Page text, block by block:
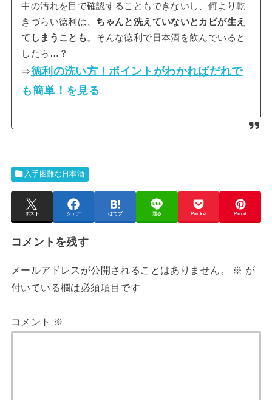
中の汚れを目で確認することもできないし、何より乾
きづらい徳利は、 ちゃんと洗えていないとカビが生え
てしまうことも。そんな徳利で日本酒を飲んでいると
したら…？
⇒徳利の洗い方！ポイントがわかればだれで
も簡単！を見る
入手困難な日本酒
ポスト シェア はてブ 送る Pocket Pin it
コメントを残す
メールアドレスが公開されることはありません。 ※ が
付いている欄は必須項目です
コメント ※